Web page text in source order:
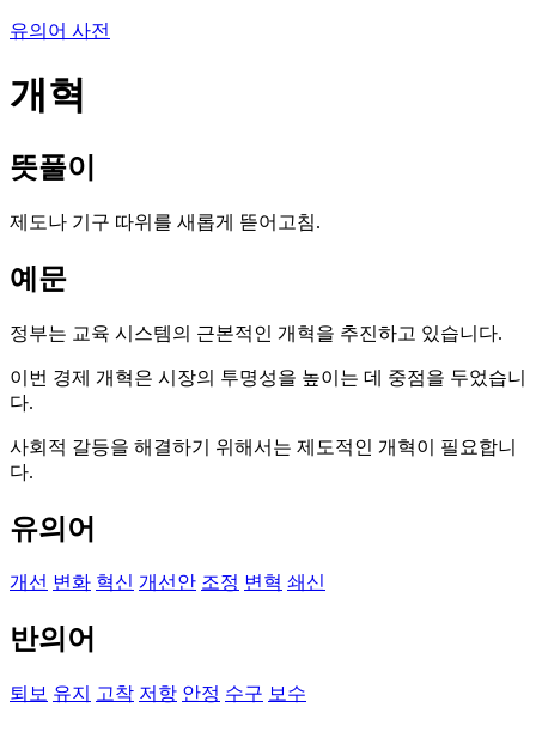
유의어 사전
개혁
뜻풀이
제도나 기구 따위를 새롭게 뜯어고침.
예문
정부는 교육 시스템의 근본적인 개혁을 추진하고 있습니다.
이번 경제 개혁은 시장의 투명성을 높이는 데 중점을 두었습니
다.
사회적 갈등을 해결하기 위해서는 제도적인 개혁이 필요합니
다.
유의어
개선 변화 혁신 개선안 조정 변혁 쇄신
반의어
퇴보 유지 고착 저항 안정 수구 보수